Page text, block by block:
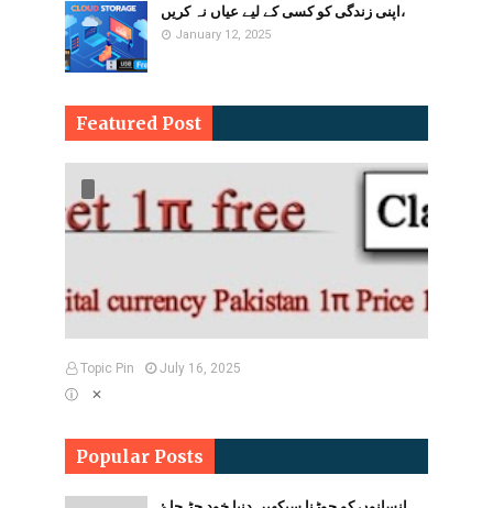
اپنی زندگی کو کسی کے لیے عیاں نہ کریں،
January 12, 2025
Featured Post
Topic Pin
July 16, 2025
ⓘ ✕
Popular Posts